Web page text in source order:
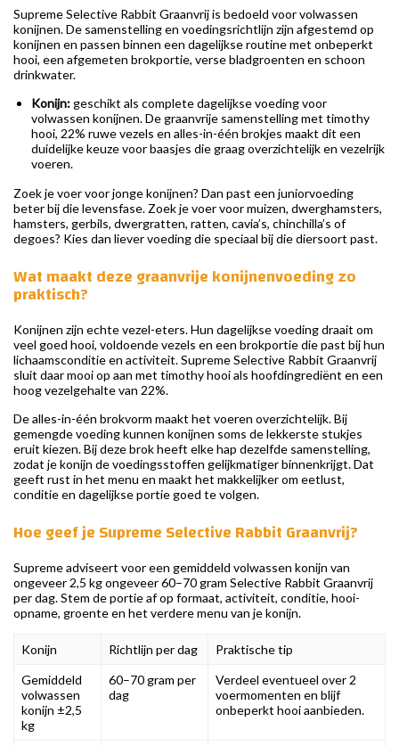
Supreme Selective Rabbit Graanvrij is bedoeld voor volwassen
konijnen. De samenstelling en voedingsrichtlijn zijn afgestemd op
konijnen en passen binnen een dagelijkse routine met onbeperkt
hooi, een afgemeten brokportie, verse bladgroenten en schoon
drinkwater.
Konijn:geschikt als complete dagelijkse voeding voor
volwassen konijnen. De graanvrije samenstelling met timothy
hooi, 22% ruwe vezels en alles-in-één brokjes maakt dit een
duidelijke keuze voor baasjes die graag overzichtelijk en vezelrijk
voeren.
Zoek je voer voor jonge konijnen? Dan past een juniorvoeding
beter bij die levensfase. Zoek je voer voor muizen, dwerghamsters,
hamsters, gerbils, dwergratten, ratten, cavia’s, chinchilla’s of
degoes? Kies dan liever voeding die speciaal bij die diersoort past.
Wat maakt deze graanvrije konijnenvoeding zo
praktisch?
Konijnen zijn echte vezel-eters. Hun dagelijkse voeding draait om
veel goed hooi, voldoende vezels en een brokportie die past bij hun
lichaamsconditie en activiteit. Supreme Selective Rabbit Graanvrij
sluit daar mooi op aan met timothy hooi als hoofdingrediënt en een
hoog vezelgehalte van 22%.
De alles-in-één brokvorm maakt het voeren overzichtelijk. Bij
gemengde voeding kunnen konijnen soms de lekkerste stukjes
eruit kiezen. Bij deze brok heeft elke hap dezelfde samenstelling,
zodat je konijn de voedingsstoffen gelijkmatiger binnenkrijgt. Dat
geeft rust in het menu en maakt het makkelijker om eetlust,
conditie en dagelijkse portie goed te volgen.
Hoe geef je Supreme Selective Rabbit Graanvrij?
Supreme adviseert voor een gemiddeld volwassen konijn van
ongeveer 2,5 kg ongeveer 60–70 gram Selective Rabbit Graanvrij
per dag. Stem de portie af op formaat, activiteit, conditie, hooi-
opname, groente en het verdere menu van je konijn.
Konijn Richtlijn per dag
Praktische tip
Gemiddeld
volwassen
konijn ±2,5
kg
60–70 gram per
dag
Verdeel eventueel over 2
voermomenten en blijf
onbeperkt hooi aanbieden.